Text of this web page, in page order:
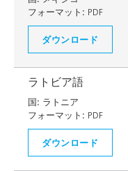
フォーマット: PDF
ダウンロード
ラトビア語
国: ラトニア
フォーマット: PDF
ダウンロード